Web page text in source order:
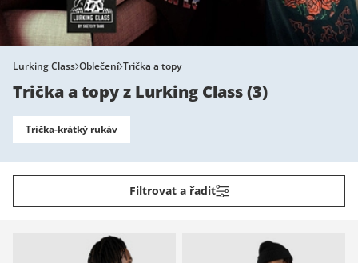
Lurking Class Oblečení Trička a topy
Trička a topy z Lurking Class(3)
Trička-krátký rukáv
Filtrovat a řadit